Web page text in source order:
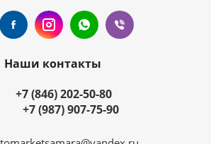
Наши контакты
+7 (846) 202-50-80
+7 (987) 907-75-90